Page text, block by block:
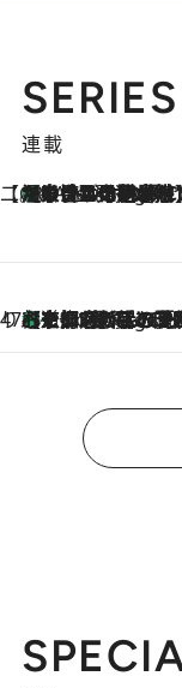
SERIES
連載
【CREA×星野リゾート】唯一無二。癒し
5 Hours Ago
【トンボの足水浴】ヒノキの香りに包まれて涼感マックス！約13℃の湧水かけ流しを避
47都道府県の手みやげ ひんやりスイーツで夏を
7 Hours Ago
【京都府】この夏絶対食べたい 冷やしておいしいおやつ3選 ひと口目か